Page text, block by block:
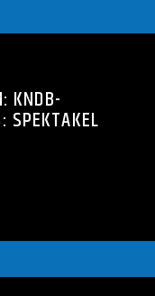
KNDB-
SPEKTAKEL